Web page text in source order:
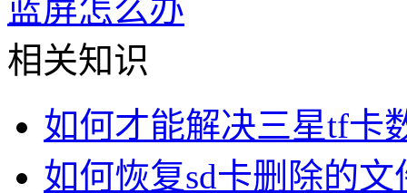
蓝屏怎么办
相关知识
如何才能解决三星tf卡
如何恢复sd卡删除的文